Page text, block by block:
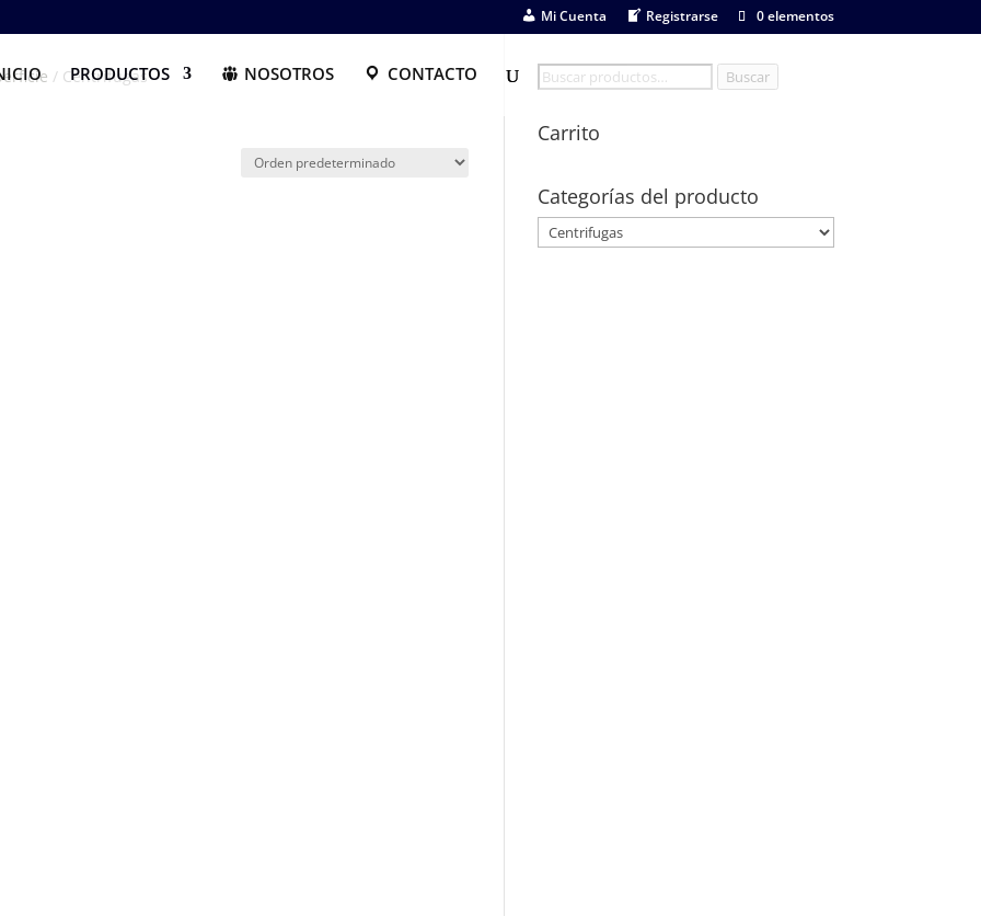
Mi Cuenta Registrarse 0 elementos
PRODUCTOS NOSOTROS CONTACTO
/ Centrifugas
Buscar
Buscar
Carrito
Categorías del producto